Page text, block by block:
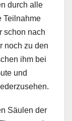
durch alle
Teilnahme
schon nach
noch zu den
ihm bei
und
Säulen der